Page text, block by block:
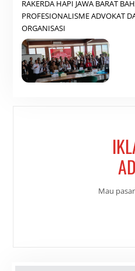
RAKERDA HAPI JAWA BARAT
PROFESIONALISME ADVOKAT
ORGANISASI
Mau